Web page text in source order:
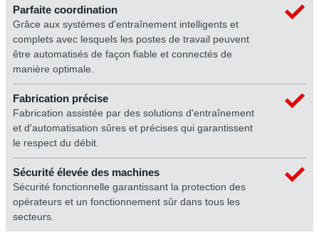
Parfaite coordination
Grâce aux systèmes d'entraînement intelligents et
complets avec lesquels les postes de travail peuvent
être automatisés de façon fiable et connectés de
manière optimale.
Fabrication précise
Fabrication assistée par des solutions d'entraînement
et d'automatisation sûres et précises qui garantissent
le respect du débit.
Sécurité élevée des machines
Sécurité fonctionnelle garantissant la protection des
opérateurs et un fonctionnement sûr dans tous les
secteurs.